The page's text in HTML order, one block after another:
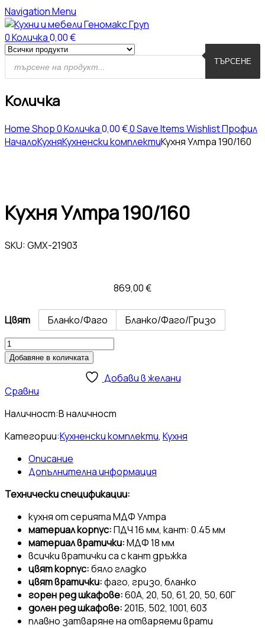
NavigationMenu
0Количка0,00€
ТЪРСЕНЕ
Количка
HomeShop0Количка0,00€0Save ItemsWishlistПрофил
НачалоКухняКухненски комплектиКухня Ултра 190/160
Кухня Ултра 190/160
SKU:GMX-21903
869,00€
Цвят Бланко/Фаго Бланко/Фаго/Гризо
Добавяне в количката
Добави в желани
Сравни
Наличност:В наличност
Категории:Кухненски комплекти, Кухня
Описание
Допълнителна информация
Технически спецификации:
кухня от серията МДФ Ултра
материал корпус:ПДЧ 16 мм, кант: 0.45 мм
материал вратички:МДФ 18 мм
всички вратички са с кант дръжка
цвят корпус:бяло гладко
цвят вратички:фаго, гризо, бланко
горен ред шкафове:60А, 20, 50, 61, 20, 50, 60Г
долен ред шкафове:201Б, 502, 1001, 603
плавно затваряне на отваряеми врати